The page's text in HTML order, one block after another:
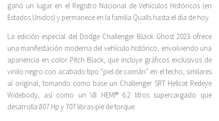
ganó un lugar en el Registro Nacional de Vehículos Históricos (en
Estados Unidos) y permanece en la familia Qualls hasta el día de hoy.
La edición especial del Dodge Challenger Black Ghost 2023 ofrece
una manifestación moderna del vehículo histórico, envolviendo una
apariencia en color Pitch Black, que incluye gráficos exclusivos de
vinilo negro con acabado tipo “piel de caimán” en el techo, similares
al original, tomando como base un Challenger SRT Hellcat Redeye
Widebody, así como un V8 HEMI® 6.2 litros supercargado que
desarrolla 807 Hp y 707 libras-pie de torque.